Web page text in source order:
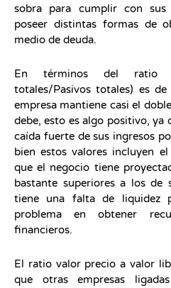
sobra para cumplir con sus
poseer distintas formas de
medio de deuda.
En términos del ratio
totales/Pasivos totales) es
empresa mantiene casi el
debe, esto es algo positivo, ya
caída fuerte de sus ingresos
bien estos valores incluyen
que el negocio tiene
bastante superiores a los de
tiene una falta de liquidez
problema en obtener
financieros.
El ratio valor precio a valor
que otras empresas